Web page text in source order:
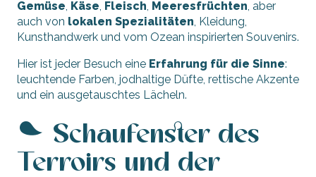
Gemüse Käse Fleisch Meeresfrüchten , aber
auch von lokalen Spezialitäten , Kleidung,
Kunsthandwerk und vom Ozean inspirierten Souvenirs.
Hier ist jeder Besuch eine Erfahrung für die Sinne:
leuchtende Farben, jodhaltige Düfte, rettische Akzente
und ein ausgetauschtes Lächeln.
Schaufenster des
Terroirs und der